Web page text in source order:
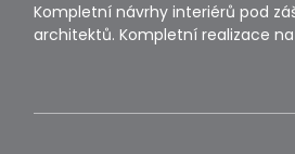
Kompletní návrhy interiérů pod
architektů. Kompletní realizace na